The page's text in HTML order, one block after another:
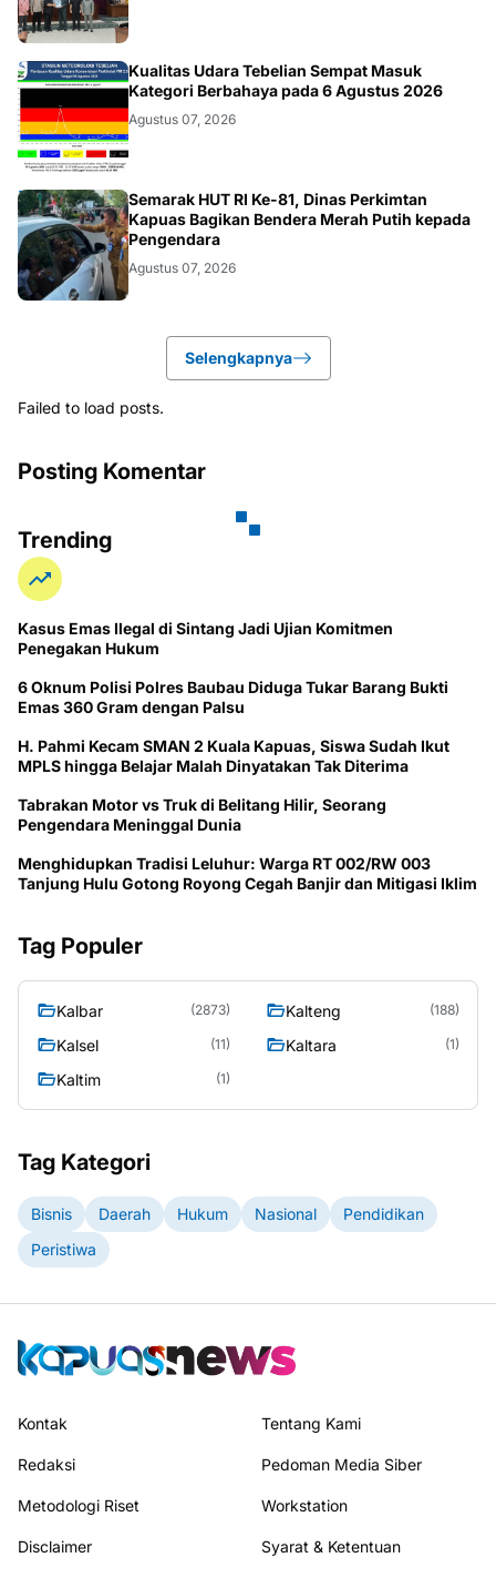
KALBAR
Kualitas Udara Tebelian Sempat Masuk
Kategori Berbahaya pada 6 Agustus 2026
Agustus 07, 2026
DAERAH
Semarak HUT RI Ke-81, Dinas Perkimtan
Kapuas Bagikan Bendera Merah Putih kepada
Pengendara
Agustus 07, 2026
Selengkapnya
Failed to load posts.
Posting Komentar
Trending
Kasus Emas Ilegal di Sintang Jadi Ujian Komitmen
Penegakan Hukum
6 Oknum Polisi Polres Baubau Diduga Tukar Barang Bukti
Emas 360 Gram dengan Palsu
H. Pahmi Kecam SMAN 2 Kuala Kapuas, Siswa Sudah Ikut
MPLS hingga Belajar Malah Dinyatakan Tak Diterima
Tabrakan Motor vs Truk di Belitang Hilir, Seorang
Pengendara Meninggal Dunia
Menghidupkan Tradisi Leluhur: Warga RT 002/RW 003
Tanjung Hulu Gotong Royong Cegah Banjir dan Mitigasi Iklim
Tag Populer
Kalbar (2873) Kalteng (188)
Kalsel (11) Kaltara (1)
Kaltim (1)
Tag Kategori
Bisnis Daerah Hukum Nasional
Pendidikan
Peristiwa
Kontak Tentang Kami
Redaksi Pedoman Media Siber
Metodologi Riset Workstation
Disclaimer Syarat & Ketentuan